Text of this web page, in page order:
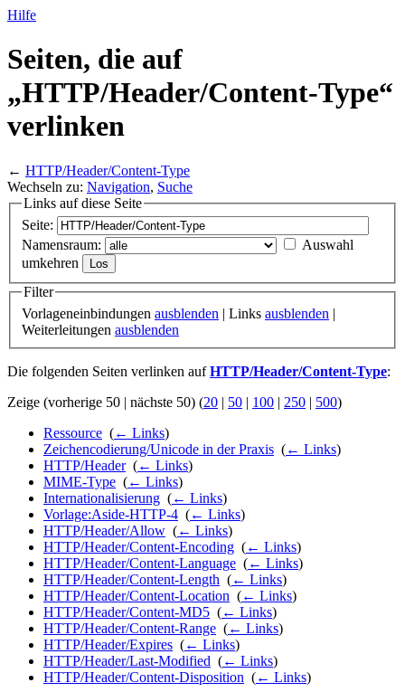
Hilfe
Seiten, die auf
„HTTP/Header/Content-Type“
verlinken
← HTTP/Header/Content-Type
Wechseln zu: Navigation, Suche
Links auf diese Seite
Seite:
Namensraum:
Auswahl
umkehren
Filter
Vorlageneinbindungen ausblenden | Links ausblenden |
Weiterleitungen ausblenden
Die folgenden Seiten verlinken aufHTTP/Header/Content-Type:
Zeige (vorherige 50 | nächste 50) (20 | 50 | 100 | 250 | 500)
Ressource (← Links)
Zeichencodierung/Unicode in der Praxis (← Links)
HTTP/Header‎ (← Links)
MIME-Type (← Links)
Internationalisierung (← Links)
Vorlage:Aside-HTTP-4 (← Links)
HTTP/Header/Allow (← Links)
HTTP/Header/Content-Encoding (← Links)
HTTP/Header/Content-Language (← Links)
HTTP/Header/Content-Length (← Links)
HTTP/Header/Content-Location (← Links)
HTTP/Header/Content-MD5 (← Links)
HTTP/Header/Content-Range (← Links)
HTTP/Header/Expires (← Links)
HTTP/Header/Last-Modified (← Links)
HTTP/Header/Content-Disposition (← Links)